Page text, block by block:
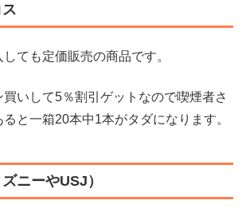
ても定価販売の商品です。
買いして5％割引ゲットなので喫煙者さ
と一箱20本中1本がタダになります。
ニーやUSJ）